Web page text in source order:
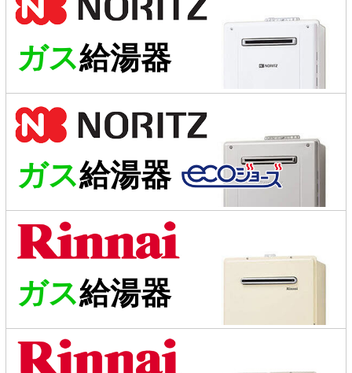
ガス給湯器
ガス給湯器
ガス給湯器